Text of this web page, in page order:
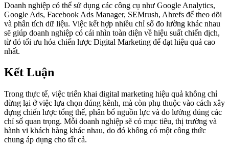
Doanh nghiệp có thể sử dụng các công cụ như Google Analytics,
Google Ads, Facebook Ads Manager, SEMrush, Ahrefs để theo dõi
và phân tích dữ liệu. Việc kết hợp nhiều chỉ số đo lường khác nhau
sẽ giúp doanh nghiệp có cái nhìn toàn diện về hiệu suất chiến dịch,
từ đó tối ưu hóa chiến lược Digital Marketing để đạt hiệu quả cao
nhất.
Kết Luận
Trong thực tế, việc triển khai digital marketing hiệu quả không chỉ
dừng lại ở việc lựa chọn đúng kênh, mà còn phụ thuộc vào cách xây
dựng chiến lược tổng thể, phân bổ nguồn lực và đo lường đúng các
chỉ số quan trọng. Mỗi doanh nghiệp sẽ có mục tiêu, thị trường và
hành vi khách hàng khác nhau, do đó không có một công thức
chung áp dụng cho tất cả.